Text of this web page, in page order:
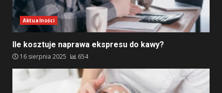
Aktualności
Ile kosztuje naprawa ekspresu do kawy?
16 sierpnia 2025 654